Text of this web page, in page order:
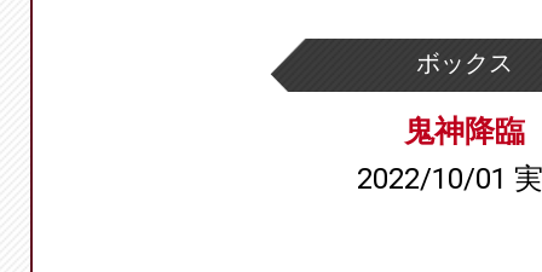
ボックス
鬼神降臨
2022/10/01